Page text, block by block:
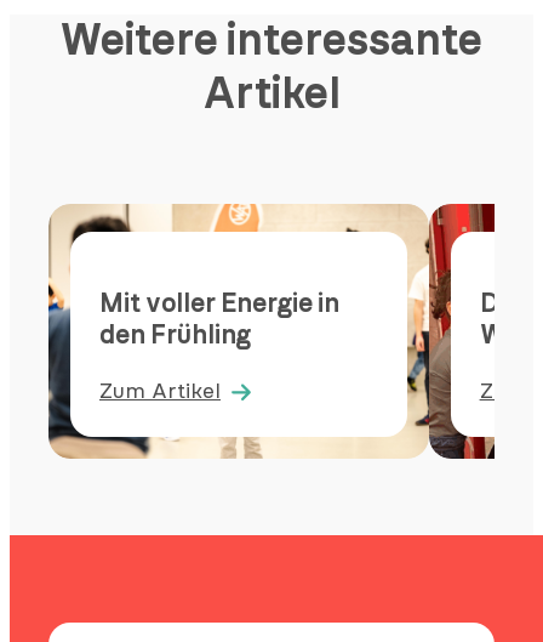
Weitere interessante
Artikel
Mit voller Energie in
den Frühling
Zum Artikel
:
Mit
voller
Zum
: